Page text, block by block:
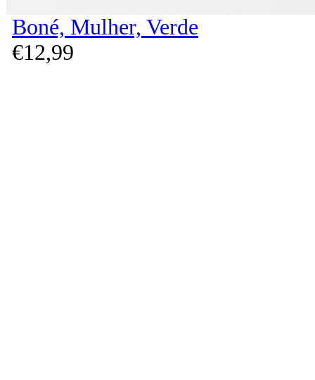
Boné, Mulher, Verde
€12,99